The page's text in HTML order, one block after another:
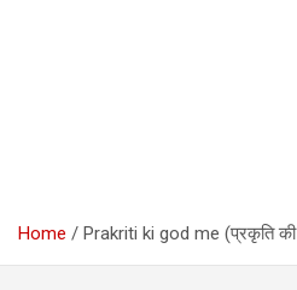
Home Prakriti ki god me (प्रकृति की